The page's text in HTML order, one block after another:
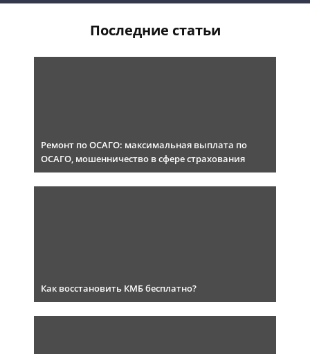
Последние статьи
Ремонт по ОСАГО: максимальная выплата по
ОСАГО, мошенничество в сфере страхования
Как восстановить КМБ бесплатно?